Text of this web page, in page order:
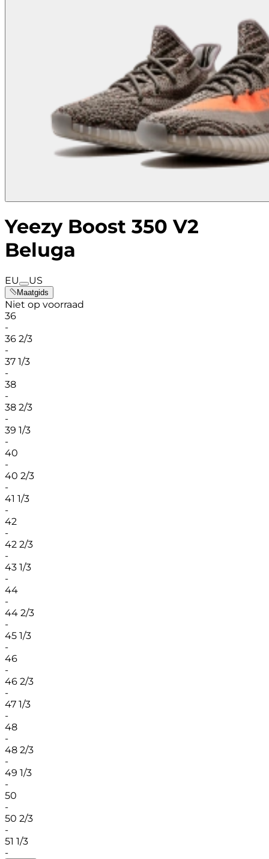
Yeezy Boost 350 V2
Beluga
EU US
Maatgids
Niet op voorraad
36
-
36 2/3
-
37 1/3
-
38
-
38 2/3
-
39 1/3
-
40
-
40 2/3
-
41 1/3
-
42
-
42 2/3
-
43 1/3
-
44
-
44 2/3
-
45 1/3
-
46
-
46 2/3
-
47 1/3
-
48
-
48 2/3
-
49 1/3
-
50
-
50 2/3
-
51 1/3
-